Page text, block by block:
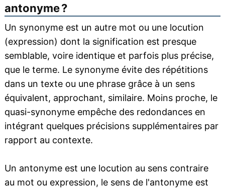
antonyme ?
Un synonyme est un autre mot ou une locution
(expression) dont la signification est presque
semblable, voire identique et parfois plus précise,
que le terme. Le synonyme évite des répétitions
dans un texte ou une phrase grâce à un sens
équivalent, approchant, similaire. Moins proche, le
quasi-synonyme empêche des redondances en
intégrant quelques précisions supplémentaires par
rapport au contexte.
Un antonyme est une locution au sens contraire
au mot ou expression, le sens de l'antonyme est